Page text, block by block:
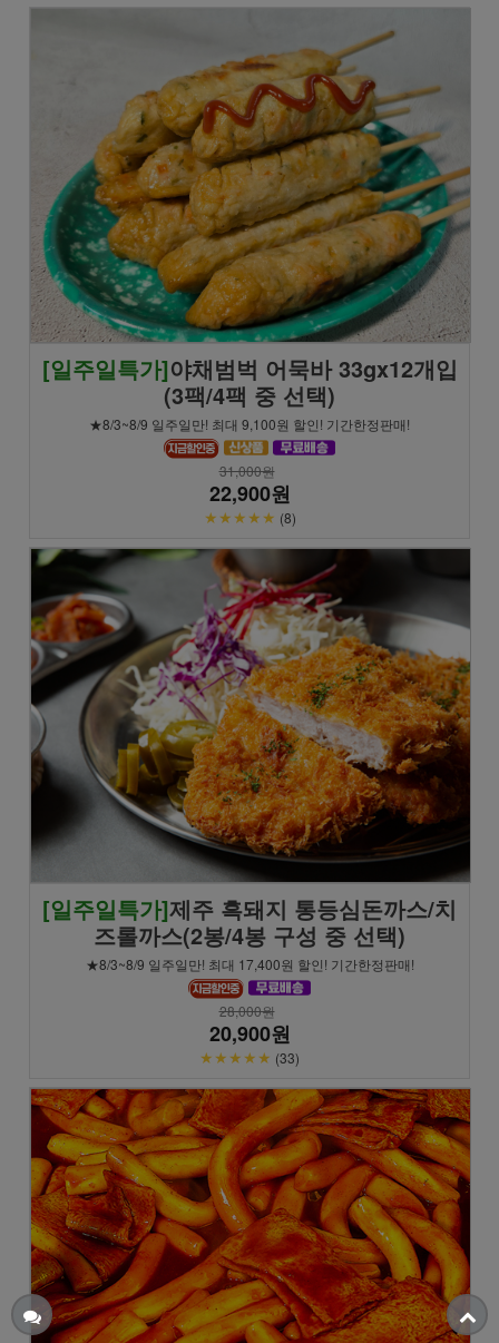
[일주일특가]야채범벅 어묵바 33gx12개입
(3팩/4팩 중 선택)
★8/3~8/9 일주일만! 최대 9,100원 할인! 기간한정판매!
31,000원
22,900원
★★★★★ (8)
[일주일특가]제주 흑돼지 통등심돈까스/치
즈롤까스(2봉/4봉 구성 중 선택)
★8/3~8/9 일주일만! 최대 17,400원 할인! 기간한정판매!
28,000원
20,900원
★★★★★ (33)